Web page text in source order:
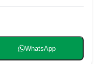
WhatsApp